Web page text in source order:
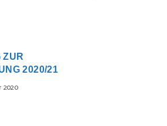
ZUR
2020/21
2020